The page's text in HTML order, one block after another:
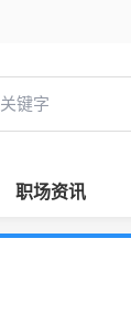
职场资讯